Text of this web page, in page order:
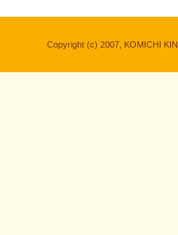
Copyright (c) 2007, KOMICHI